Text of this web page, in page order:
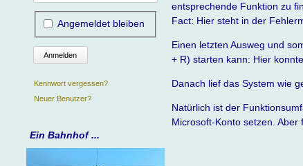
entsprechende Funktion zu
Fact: Hier steht in der
Einen letzten Ausweg und
+ R) starten kann: Hier
Danach lief das System wie
Natürlich ist der
Microsoft-Konto setzen.
Angemeldet bleiben
Anmelden
Kennwort vergessen?
Neuer Benutzer?
Ein Bahnhof ...